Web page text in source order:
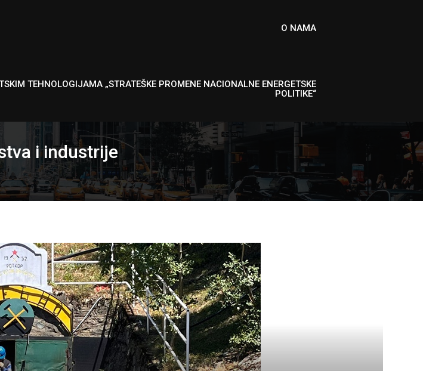
O NAMA
TEHNOLOGIJAMA „STRATEŠKE PROMENE NACIONALNE ENERGETSKE
POLITIKE“
i industrije